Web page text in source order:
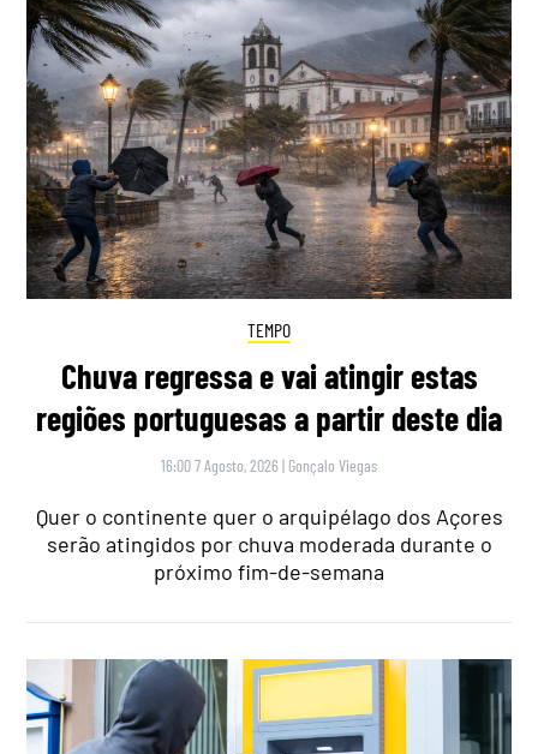
TEMPO
Chuva regressa e vai atingir estas
regiões portuguesas a partir deste dia
16:00 7 Agosto, 2026 | Gonçalo Viegas
Quer o continente quer o arquipélago dos Açores
serão atingidos por chuva moderada durante o
próximo fim-de-semana